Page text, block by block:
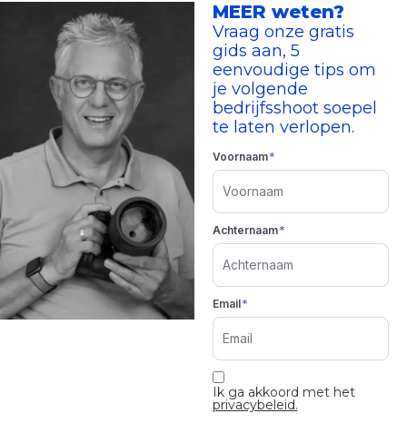
MEER weten?
Vraag onze gratis
gids aan, 5
eenvoudige tips om
je volgende
bedrijfsshoot soepel
te laten verlopen.
Voornaam*
Achternaam*
Email*
Instemming
Ik ga akkoord met het
privacybeleid.